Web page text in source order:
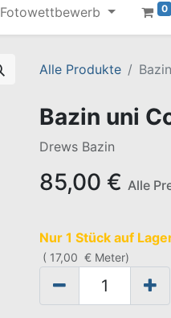
Fotowettbewerb 0
Alle Produkte
Bazin uni
Drews Bazin
85,00 € Alle
Nur 1 Stück auf
( 17,00 € Meter)